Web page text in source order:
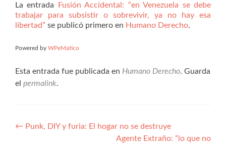
La entrada
Fusión Accidental: “en Venezuela se debe
trabajar para subsistir o sobrevivir, ya no hay esa
libertad” se publicó primero en Humano Derecho.
Powered by WPeMatico
Esta entrada fue publicada en Humano Derecho. Guarda
el permalink.
Navegación
← Punk, DIY y furia: El hogar no se destruye
Agente Extraño: “lo que no